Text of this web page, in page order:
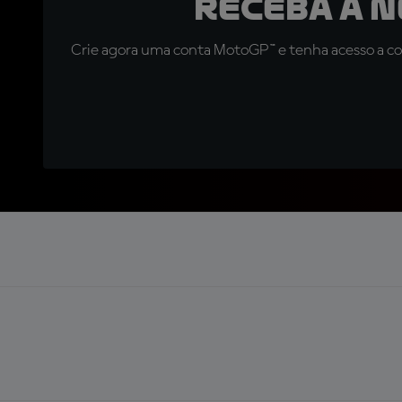
Receba a
Crie agora uma conta MotoGP™ e tenha acesso a